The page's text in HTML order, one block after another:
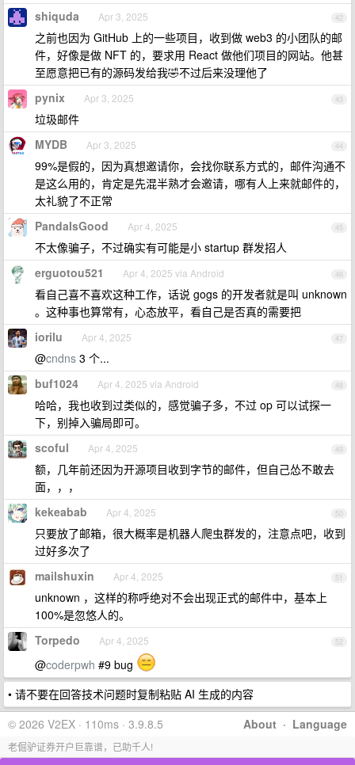
42
shiquda Apr 3, 2025
之前也因为 GitHub 上的一些项目，收到做 web3 的小团队的邮
件，好像是做 NFT 的，要求用 React 做他们项目的网站。他甚
至愿意把已有的源码发给我🤣不过后来没理他了
43
pynix Apr 3, 2025
垃圾邮件
44
MYDB Apr 3, 2025
99%是假的，因为真想邀请你，会找你联系方式的，邮件沟通不
是这么用的，肯定是先混半熟才会邀请，哪有人上来就邮件的，
太礼貌了不正常
45
PandaIsGood Apr 4, 2025
不太像骗子，不过确实有可能是小 startup 群发招人
46
erguotou521 Apr 4, 2025 via Android
看自己喜不喜欢这种工作，话说 gogs 的开发者就是叫 unknown
。这种事也算常有，心态放平，看自己是否真的需要把
47
iorilu Apr 4, 2025
@cndns 3 个...
48
buf1024 Apr 4, 2025 via Android
哈哈，我也收到过类似的，感觉骗子多，不过 op 可以试探一
下，别掉入骗局即可。
49
scoful Apr 4, 2025
额，几年前还因为开源项目收到字节的邮件，但自己怂不敢去
面，，，
50
kekeabab Apr 4, 2025
只要放了邮箱，很大概率是机器人爬虫群发的，注意点吧，收到
过好多次了
51
mailshuxin Apr 4, 2025
unknown ，这样的称呼绝对不会出现正式的邮件中，基本上
100%是忽悠人的。
52
Torpedo Apr 4, 2025
@coderpwh #9 bug
• 请不要在回答技术问题时复制粘贴 AI 生成的内容
About · Language
© 2026 V2EX · 110ms · 3.9.8.5
老倔驴证券开户巨靠谱，已助千人!